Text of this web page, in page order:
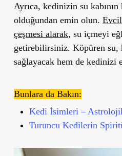
Ayrıca, kedinizin su
olduğundan emin olun.
çeşmesi alarak, su içmeyi
getirebilirsiniz. Köpüren su,
sağlayacak hem de kedinizi
Bunlara da Bakın:
Kedi İsimleri –
Turuncu Kedilerin